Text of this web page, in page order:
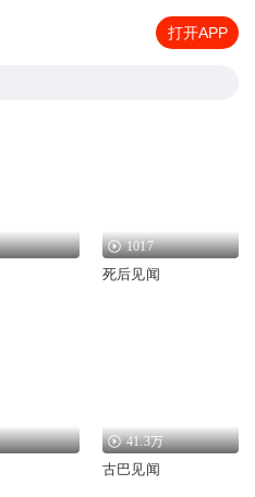
打开APP
1017
死后见闻
41.3万
古巴见闻